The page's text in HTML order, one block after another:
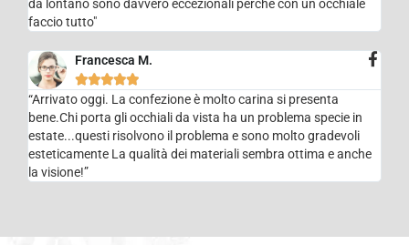
da lontano sono davvero eccezionali perchè con un occhiale
faccio tutto"
Francesca M.

“Arrivato oggi. La confezione è molto carina si presenta
bene.Chi porta gli occhiali da vista ha un problema specie in
estate...questi risolvono il problema e sono molto gradevoli
esteticamente La qualità dei materiali sembra ottima e anche
la visione!”